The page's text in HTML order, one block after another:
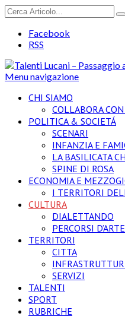
Facebook
RSS
Menu navigazione
CHI SIAMO
COLLABORA
POLITICA & SOCIETÁ
SCENARI
INFANZIA E
LA BASILICATA
SPINE DI ROSA
ECONOMIA E
I TERRITORI
CULTURA
DIALETTANDO
PERCORSI
TERRITORI
CITTA
SERVIZI
TALENTI
SPORT
RUBRICHE